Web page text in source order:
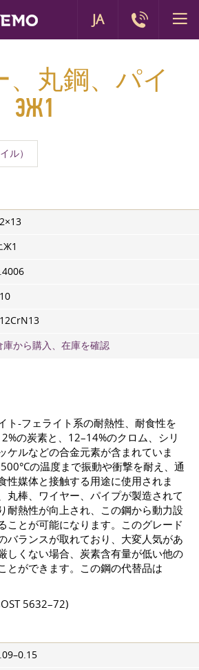
、丸鋼、パイ
ЭЖ1
ル）
Ж1
庫から購入、在庫を確認
ト-フェライト系の耐熱性、耐食性を
の炭素と、12–14%のクロム、シリ
ケルなどの合金元素が含まれていま
の温度まで振動や衝撃を耐え、通
性媒体と接触する用途に使用されま
丸棒、ワイヤー、パイプが製造されて
耐熱性が向上され、この鋼から動力設
ことが可能になります。このグレード
バランスが取れており、大変人気があ
しくない場合、炭素含有量が低い他の
とができます。この鋼の代替品は
5632–72)
JA